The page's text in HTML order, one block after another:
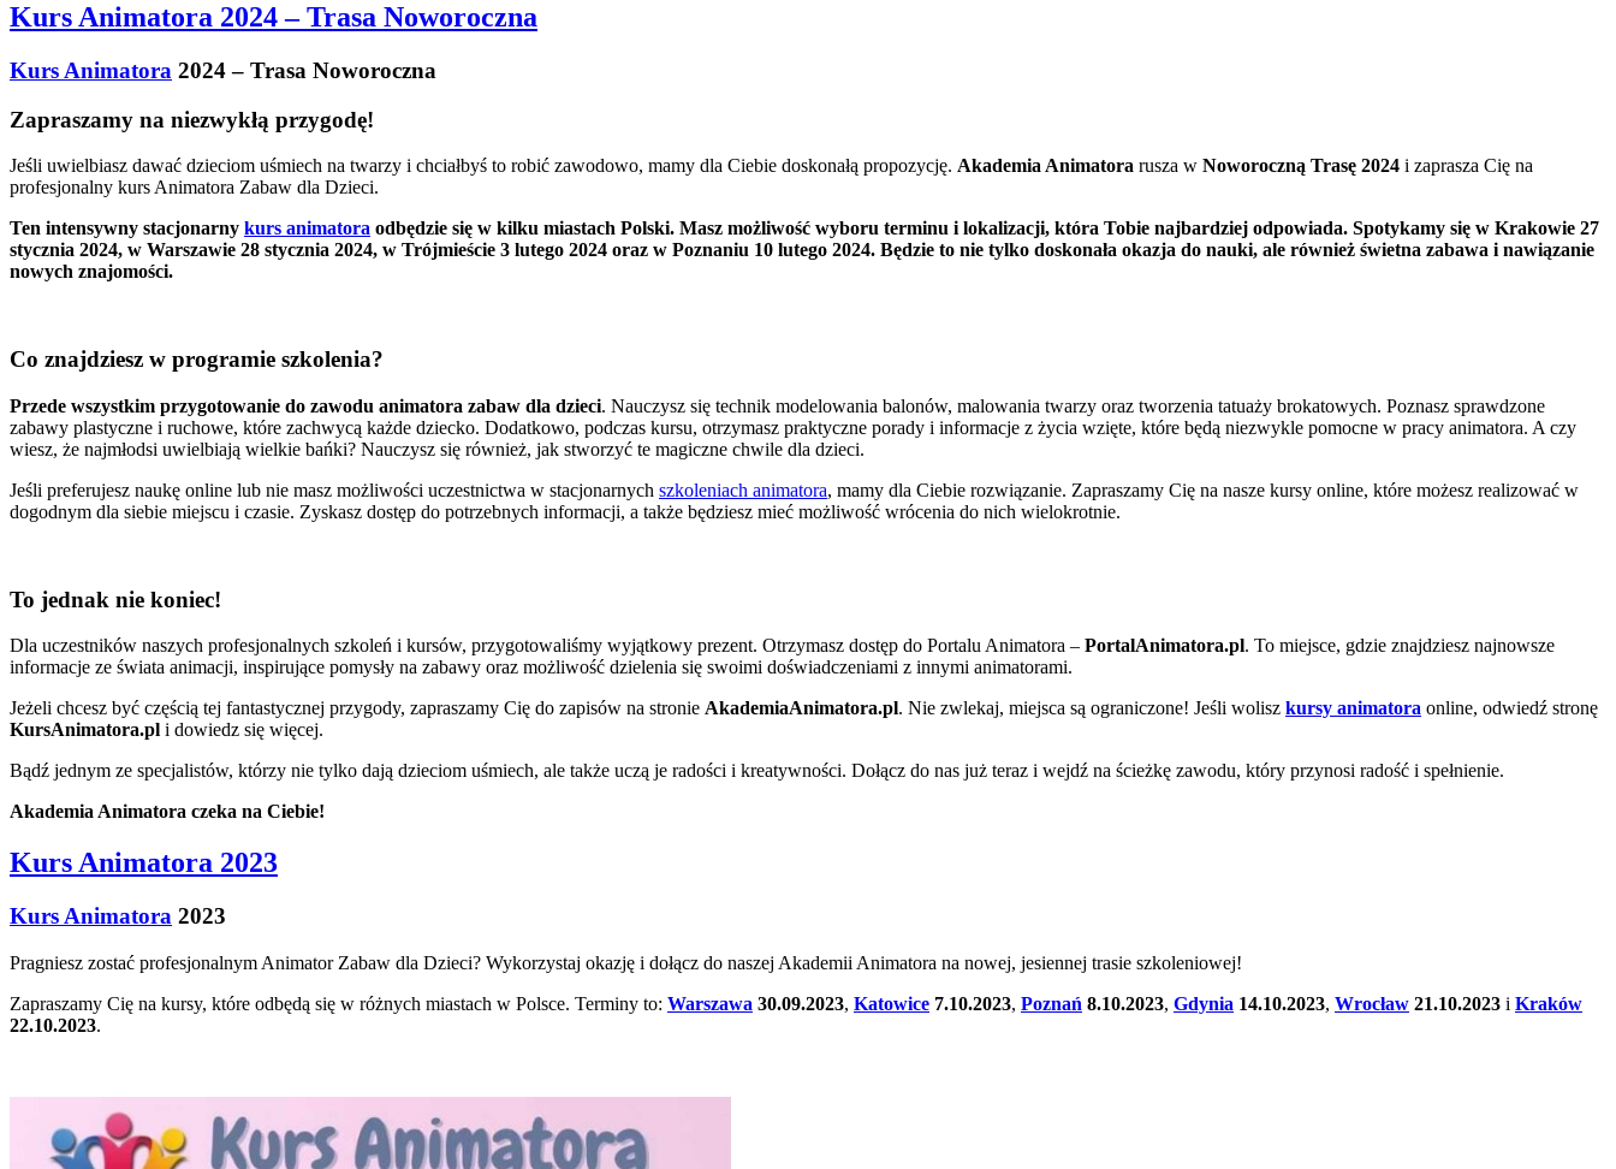
Kurs Animatora 2024 – Trasa Noworoczna
Kurs Animatora 2024 – Trasa Noworoczna
Zapraszamy na niezwykłą przygodę!
Jeśli uwielbiasz dawać dzieciom uśmiech na twarzy i chciałbyś to robić zawodowo, mamy dla Ciebie doskonałą propozycję. Akademia Animatora rusza w Noworoczną Trasę 2024 i zaprasza Cię na
profesjonalny kurs Animatora Zabaw dla Dzieci.
Ten intensywny stacjonarny kurs animatora odbędzie się w kilku miastach Polski. Masz możliwość wyboru terminu i lokalizacji, która Tobie najbardziej odpowiada. Spotykamy się w Krakowie 27
stycznia 2024, w Warszawie 28 stycznia 2024, w Trójmieście 3 lutego 2024 oraz w Poznaniu 10 lutego 2024. Będzie to nie tylko doskonała okazja do nauki, ale również świetna zabawa i nawiązanie
nowych znajomości.
Co znajdziesz w programie szkolenia?
Przede wszystkim przygotowanie do zawodu animatora zabaw dla dzieci. Nauczysz się technik modelowania balonów, malowania twarzy oraz tworzenia tatuaży brokatowych. Poznasz sprawdzone
zabawy plastyczne i ruchowe, które zachwycą każde dziecko. Dodatkowo, podczas kursu, otrzymasz praktyczne porady i informacje z życia wzięte, które będą niezwykle pomocne w pracy animatora. A czy
wiesz, że najmłodsi uwielbiają wielkie bańki? Nauczysz się również, jak stworzyć te magiczne chwile dla dzieci.
Jeśli preferujesz naukę online lub nie masz możliwości uczestnictwa w stacjonarnych szkoleniach animatora, mamy dla Ciebie rozwiązanie. Zapraszamy Cię na nasze kursy online, które możesz realizować w
dogodnym dla siebie miejscu i czasie. Zyskasz dostęp do potrzebnych informacji, a także będziesz mieć możliwość wrócenia do nich wielokrotnie.
To jednak nie koniec!
Dla uczestników naszych profesjonalnych szkoleń i kursów, przygotowaliśmy wyjątkowy prezent. Otrzymasz dostęp do Portalu Animatora – PortalAnimatora.pl. To miejsce, gdzie znajdziesz najnowsze
informacje ze świata animacji, inspirujące pomysły na zabawy oraz możliwość dzielenia się swoimi doświadczeniami z innymi animatorami.
Jeżeli chcesz być częścią tej fantastycznej przygody, zapraszamy Cię do zapisów na stronie AkademiaAnimatora.pl. Nie zwlekaj, miejsca są ograniczone! Jeśli wolisz kursy animatora online, odwiedź stronę
KursAnimatora.pl i dowiedz się więcej.
Bądź jednym ze specjalistów, którzy nie tylko dają dzieciom uśmiech, ale także uczą je radości i kreatywności. Dołącz do nas już teraz i wejdź na ścieżkę zawodu, który przynosi radość i spełnienie.
Akademia Animatora czeka na Ciebie!
Kurs Animatora 2023
Kurs Animatora 2023
Pragniesz zostać profesjonalnym Animator Zabaw dla Dzieci? Wykorzystaj okazję i dołącz do naszej Akademii Animatora na nowej, jesiennej trasie szkoleniowej!
Zapraszamy Cię na kursy, które odbędą się w różnych miastach w Polsce. Terminy to: Warszawa 30.09.2023, Katowice 7.10.2023, Poznań 8.10.2023, Gdynia 14.10.2023, Wrocław 21.10.2023 i Kraków
22.10.2023.